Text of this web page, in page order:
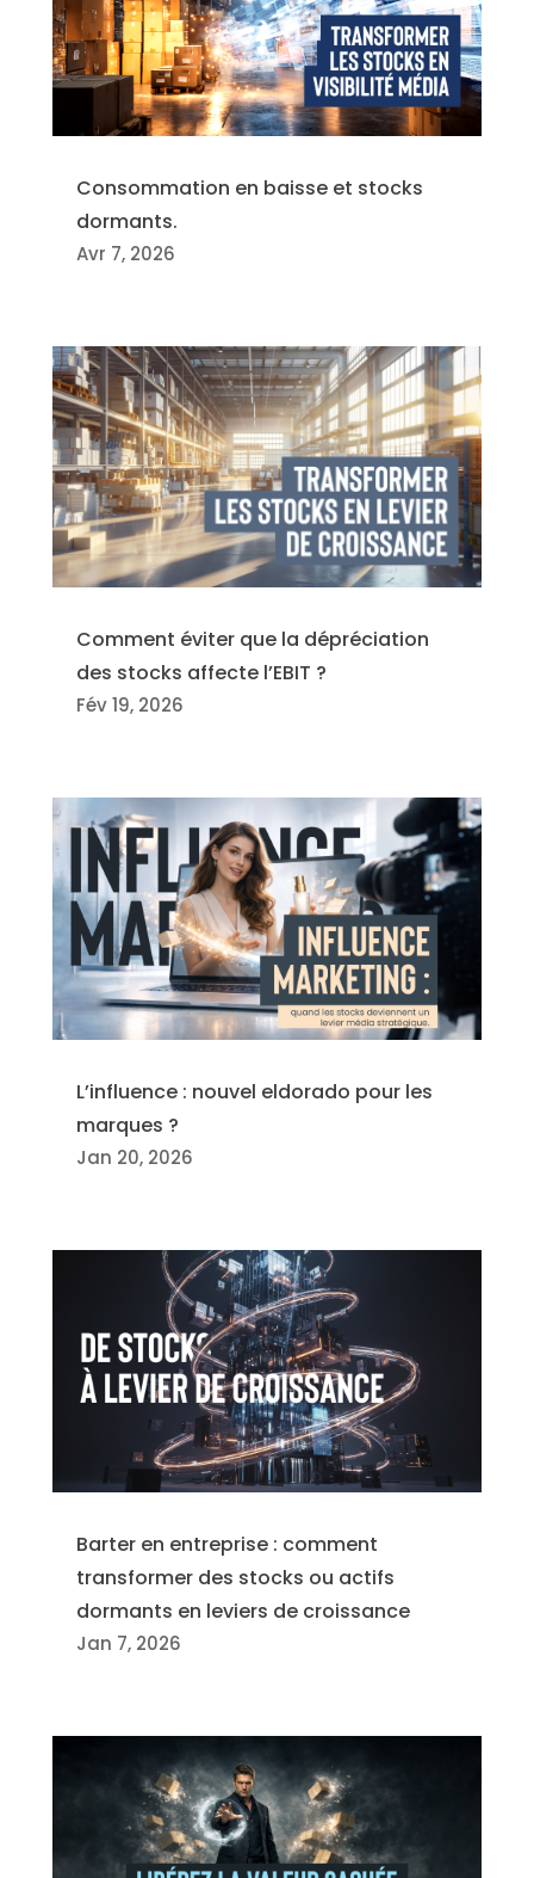
Consommation en baisse et stocks
dormants.
Avr 7, 2026
Comment éviter que la dépréciation
des stocks affecte l’EBIT ?
Fév 19, 2026
L’influence : nouvel eldorado pour les
marques ?
Jan 20, 2026
Barter en entreprise : comment
transformer des stocks ou actifs
dormants en leviers de croissance
Jan 7, 2026